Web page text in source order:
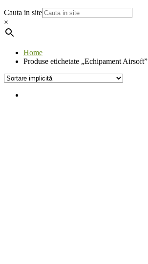
Cauta in site
×
Home
Produse etichetate „Echipament Airsoft”